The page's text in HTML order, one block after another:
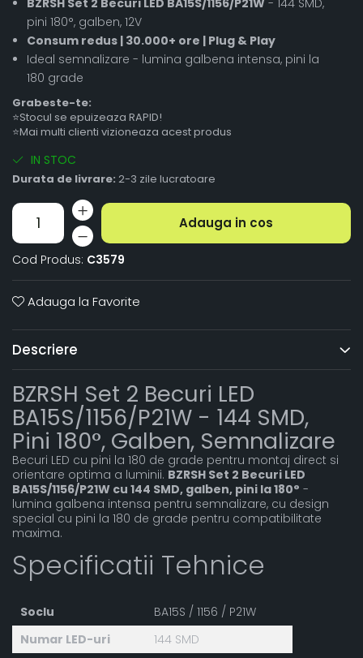
BZRSH Set 2 Becuri LED BA15S/1156/P21W - 144 SMD,
pini 180°, galben, 12V
Consum redus | 30.000+ ore | Plug & Play
Ideal semnalizare - lumina galbena intensa, pini la
180 grade
Grabeste-te:
⭐Stocul se epuizeaza RAPID!
⭐Mai multi clienti vizioneaza acest produs
IN STOC
Durata de livrare: 2-3 zile lucratoare
Adauga in cos
Cod Produs: C3579
Adauga la Favorite
Descriere
BZRSH Set 2 Becuri LED
BA15S/1156/P21W - 144 SMD,
Pini 180°, Galben, Semnalizare
Becuri LED cu pini la 180 de grade pentru montaj direct si
orientare optima a luminii. BZRSH Set 2 Becuri LED
BA15S/1156/P21W cu 144 SMD, galben, pini la 180° -
lumina galbena intensa pentru semnalizare, cu design
special cu pini la 180 de grade pentru compatibilitate
maxima.
Specificatii Tehnice
Soclu
BA15S / 1156 / P21W
Numar LED-uri
144 SMD